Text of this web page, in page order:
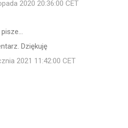
2020 20:36:00 CET
pisze…
Dziękuję
2021 11:42:00 CET